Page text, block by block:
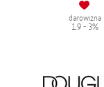
darowizna
1.9 - 3%